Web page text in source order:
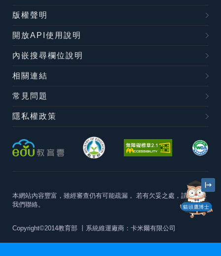
貓頭鷹博士
版權聲明
開放API使用說明
內嵌搜尋欄位說明
相關連結
常見問題
隱私權政策
本網站內容豐富，雖經審查仍有可能疏漏， 若有欠妥之處，請隨時與
我們聯絡。
Copyright©2014教育部 丨系統維運廠商：卡米爾有限公司